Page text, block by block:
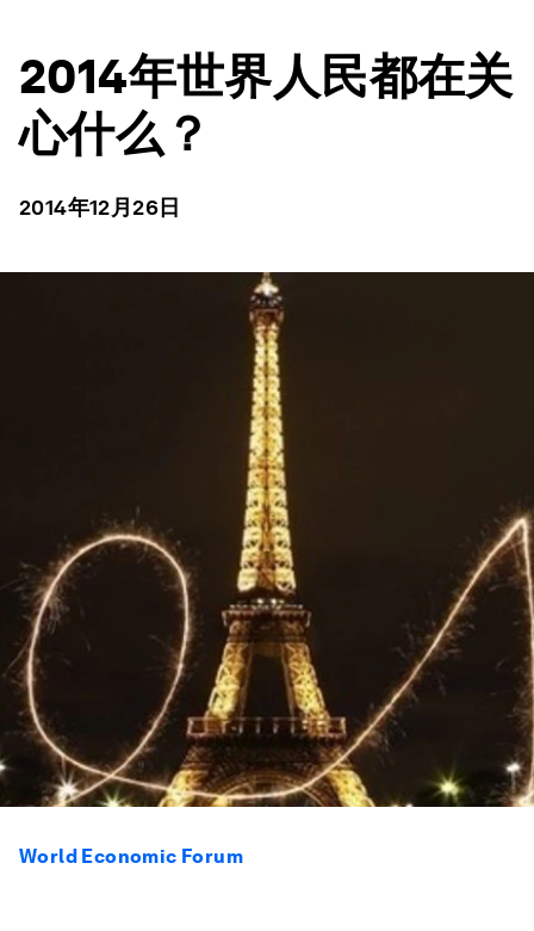
2014年世界人民都在关
心什么？
2014年12月26日
World Economic Forum